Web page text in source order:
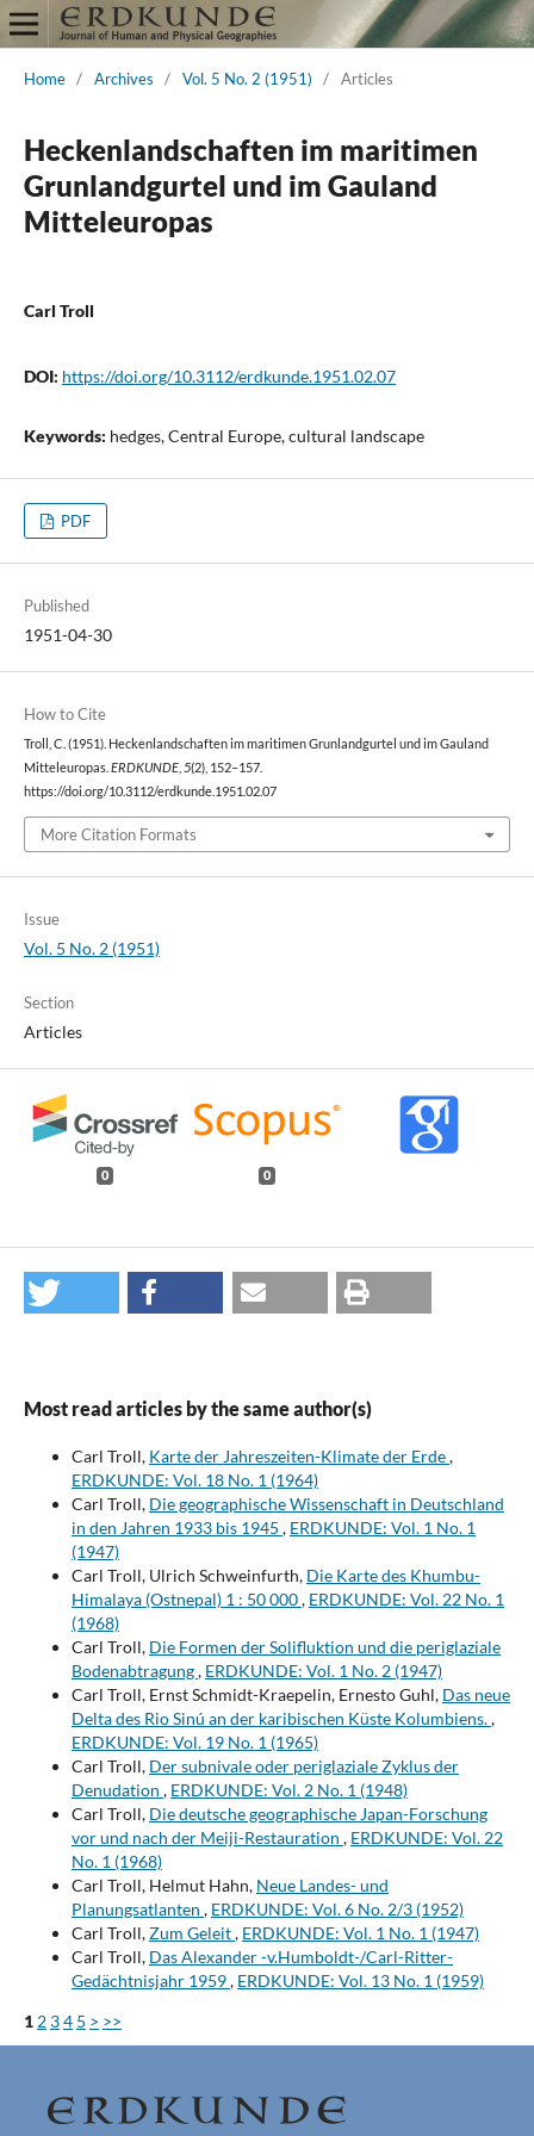
Home / Archives / Vol. 5 No. 2 (1951) / Articles
Heckenlandschaften im maritimen
Grunlandgurtel und im Gauland
Mitteleuropas
Carl Troll
DOI: https://doi.org/10.3112/erdkunde.1951.02.07
Keywords: hedges, Central Europe, cultural landscape
PDF
Published
1951-04-30
How to Cite
Troll, C. (1951). Heckenlandschaften im maritimen Grunlandgurtel und im Gauland
Mitteleuropas. ERDKUNDE, 5(2), 152–157.
https://doi.org/10.3112/erdkunde.1951.02.07
More Citation Formats
Issue
Vol. 5 No. 2 (1951)
Section
Articles
0 0
Most read articles by the same author(s)
Carl Troll, Karte der Jahreszeiten-Klimate der Erde,
ERDKUNDE: Vol. 18 No. 1 (1964)
Carl Troll, Die geographische Wissenschaft in Deutschland
in den Jahren 1933 bis 1945 , ERDKUNDE: Vol. 1 No. 1
(1947)
Carl Troll, Ulrich Schweinfurth, Die Karte des Khumbu-
Himalaya (Ostnepal) 1 : 50 000, ERDKUNDE: Vol. 22 No. 1
(1968)
Carl Troll, Die Formen der Solifluktion und die periglaziale
Bodenabtragung, ERDKUNDE: Vol. 1 No. 2 (1947)
Carl Troll, Ernst Schmidt-Kraepelin, Ernesto Guhl, Das neue
Delta des Rio Sinú an der karibischen Küste Kolumbiens.,
ERDKUNDE: Vol. 19 No. 1 (1965)
Carl Troll, Der subnivale oder periglaziale Zyklus der
Denudation , ERDKUNDE: Vol. 2 No. 1 (1948)
Carl Troll, Die deutsche geographische Japan-Forschung
vor und nach der Meiji-Restauration , ERDKUNDE: Vol. 22
No. 1 (1968)
Carl Troll, Helmut Hahn, Neue Landes- und
Planungsatlanten , ERDKUNDE: Vol. 6 No. 2/3 (1952)
Carl Troll,Zum Geleit, ERDKUNDE: Vol. 1 No. 1 (1947)
Carl Troll, Das Alexander -v.Humboldt-/Carl-Ritter-
Gedächtnisjahr 1959, ERDKUNDE: Vol. 13 No. 1 (1959)
1 2 34 5 > >>